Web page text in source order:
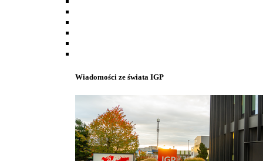
Wiadomości ze świata IGP